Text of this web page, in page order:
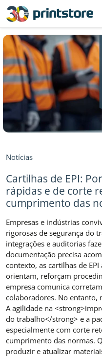
Notícias
Cartilhas de EPI:
rápidas e de corte
cumprimento das
Empresas e indústrias
rigorosas de segurança do
integrações e auditorias
documentação precisa
contexto, as cartilhas de
orientam, reforçam
empresa comunica
colaboradores. No entanto,
A agilidade na
do trabalho</strong> e a
especialmente com corte
cumprimento das normas.
produzir e atualizar